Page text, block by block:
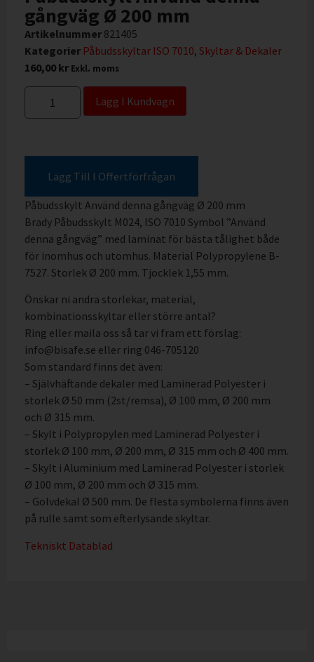
gångväg Ø 200 mm
Artikelnummer 821405
Kategorier Påbudsskyltar ISO 7010, Skyltar & Dekaler
160,00 kr Exkl. moms
Lägg I Kundvagn
Lägg Till I Offertförfrågan
Påbudsskylt Använd denna gångväg Ø 200 mm
Brady Påbudsskylt M024, ISO 7010 Symbol ”Använd
denna gångväg” med laminat för bästa tålighet både
för inomhus och utomhus. Material Polypropylene B-
7527. Storlek Ø 200 mm. Tjocklek 1,55 mm.
Önskar ni andra storlekar, material,
kombinationsskyltar eller större antal?
Ring eller maila oss så tar vi fram ett förslag:
info@bisafe.se eller ring 046-705120
Som standard finns det även:
– Självhäftande dekaler med Laminerad Polyester i
storlek Ø 50 mm (2st/remsa), Ø 100 mm, Ø 200 mm
och Ø 315 mm.
– Skylt i Polypropylen med Laminerad Polyester i
storlek Ø 100 mm, Ø 200 mm, Ø 315 mm och Ø 400 mm.
– Skylt i Aluminium med Laminerad Polyester i storlek
Ø 100 mm, Ø 200 mm och Ø 315 mm.
– Golvdekal Ø 500 mm. De flesta symbolerna finns även
på rulle samt som efterlysande skyltar.
Tekniskt Datablad